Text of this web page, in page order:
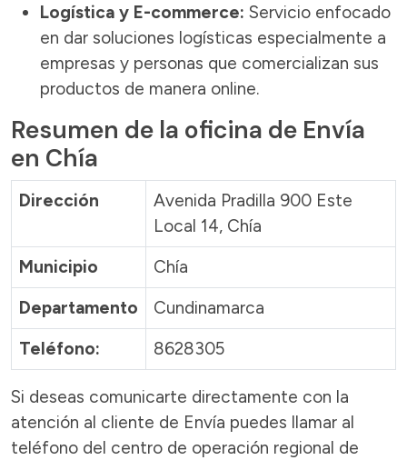
Logística y E-commerce: Servicio enfocado
en dar soluciones logísticas especialmente a
empresas y personas que comercializan sus
productos de manera online.
Resumen de la oficina de Envía
en Chía
Dirección
Avenida Pradilla 900 Este
Local 14, Chía
Municipio
Chía
Departamento
Cundinamarca
Teléfono:
8628305
Si deseas comunicarte directamente con la
atención al cliente de Envía puedes llamar al
teléfono del centro de operación regional de